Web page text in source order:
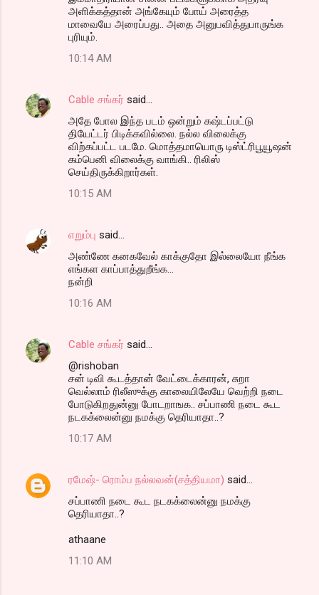
அளிக்கத்தான் அங்கேயும் போய் அரைத்த
மாவையே அரைப்பது.. அதை அனுபவித்துபாருங்க
புரியும்.
10:14 AM
Cable சங்கர் said…
அதே போல இந்த படம் ஒன்றும் கஷ்டப்பட்டு
தியேட்டர் பிடிக்கவில்லை. நல்ல விலைக்கு
விற்கப்பட்ட படமே. மொத்தமாயொரு டிஸ்ட்ரிபூயூஷன்
கம்பெனி விலைக்கு வாங்கி.. ரிலிஸ்
செய்திருக்கிறார்கள்.
10:15 AM
எறும்பு said…
அண்ணே கனகவேல் காக்குதோ இல்லையோ நீங்க
எங்கள காப்பாத்துறீங்க...
நன்றி
10:16 AM
Cable சங்கர் said…
@rishoban
சன் டிவி கூடத்தான் வேட்டைக்காரன், சுறா
வெல்லாம் ரிலீஸுக்கு காலையிலேயே வெற்றி நடை
போடுகிறதுன்னு போடறாஙக.. சப்பாணி நடை கூட
நடகக்லைன்னு நமக்கு தெரியாதா..?
10:17 AM
ரமேஷ்- ரொம்ப நல்லவன்(சத்தியமா) said…
சப்பாணி நடை கூட நடகக்லைன்னு நமக்கு
தெரியாதா..?
athaane
11:10 AM